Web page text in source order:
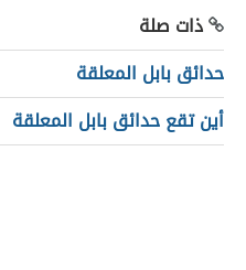
ذات صلة
حدائق بابل المعلقة
أين تقع حدائق بابل المعلقة